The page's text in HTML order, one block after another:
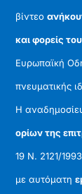
βίντεο
και φορείς
Ευρωπαϊκή
πνευματικής
Η
ορίων της
19 Ν. 2121/
με αυτόματη